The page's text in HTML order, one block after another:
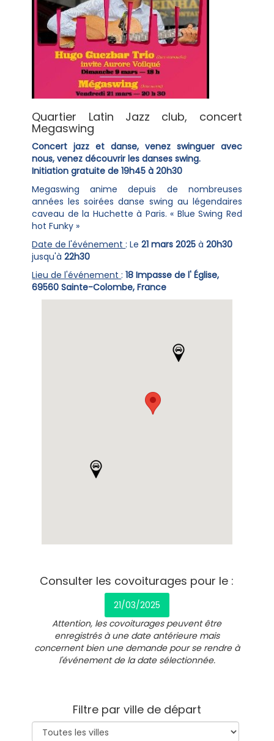
Quartier Latin Jazz club, concert
Megaswing
Concert jazz et danse, venez swinguer avec
nous, venez découvrir les danses swing.
Initiation gratuite de 19h45 à 20h30
Megaswing anime depuis de nombreuses
années les soirées danse swing au légendaires
caveau de la Huchette à Paris. « Blue Swing Red
hot Funky »
Date de l'événement: Le21 mars 2025 à20h30
jusqu'à22h30
Lieu de l'événement:18 Impasse de l' Église,
69560 Sainte-Colombe, France
Consulter les covoiturages pour le :
21/03/2025
Attention, les covoiturages peuvent être
enregistrés à une date antérieure mais
concernent bien une demande pour se rendre à
l'événement de la date sélectionnée.
Filtre par ville de départ